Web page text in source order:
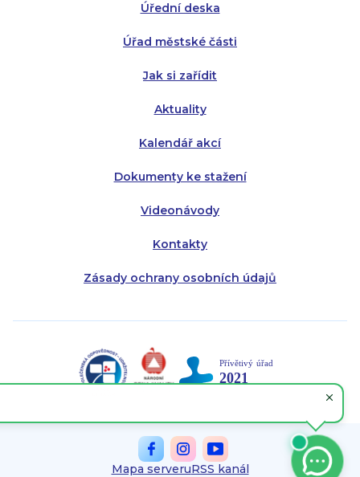
Úřední deska
Úřad městské části
Jak si zařídit
Aktuality
Kalendář akcí
Dokumenty ke stažení
Videonávody
Kontakty
Zásady ochrany osobních údajů
Čtvrtek:
Pátek:
Čtvrtek:
Mapa serveruRSS kanál